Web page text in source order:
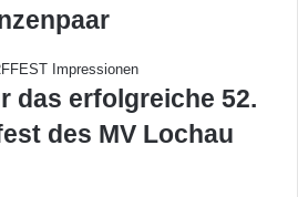
das erfolgreiche 52.
des MV Lochau